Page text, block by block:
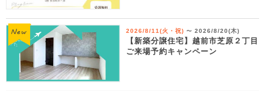
2026/8/11(火・祝) 〜 2026/8/20(木)
【新築分譲住宅】越前市芝原２丁目
ご来場予約キャンペーン